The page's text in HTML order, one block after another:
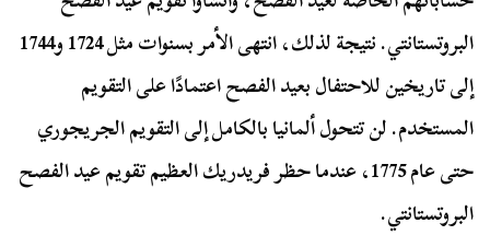
البروتستانتي. نتيجة لذلك، انتهى الأمر بسنوات مثل 1724 و1744
إلى تاريخين للاحتفال بعيد الفصح اعتمادًا على التقويم
المستخدم. لن تتحول ألمانيا بالكامل إلى التقويم الجريجوري
حتى عام 1775، عندما حظر فريدريك العظيم تقويم عيد الفصح
البروتستانتي.